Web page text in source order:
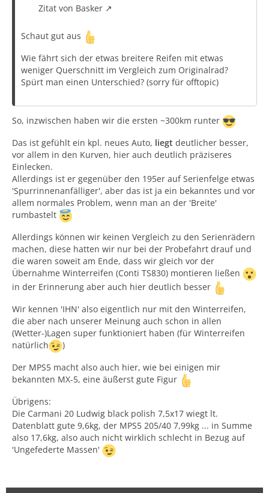
Entweder man findet die Farbkombi geil oder hässlich,
Zitat von Basker
Schaut gut aus
Wie fährt sich der etwas breitere Reifen mit etwas
weniger Querschnitt im Vergleich zum Originalrad?
Spürt man einen Unterschied? (sorry für offtopic)
So, inzwischen haben wir die ersten ~300km runter
Das ist gefühlt ein kpl. neues Auto, liegt deutlicher besser,
vor allem in den Kurven, hier auch deutlich präziseres
Einlecken.
Allerdings ist er gegenüber den 195er auf Serienfelge etwas
'Spurrinnenanfälliger', aber das ist ja ein bekanntes und vor
allem normales Problem, wenn man an der 'Breite'
rumbastelt
Allerdings können wir keinen Vergleich zu den Serienrädern
machen, diese hatten wir nur bei der Probefahrt drauf und
die waren soweit am Ende, dass wir gleich vor der
Übernahme Winterreifen (Conti TS830) montieren ließen
in der Erinnerung aber auch hier deutlich besser
Wir kennen 'IHN' also eigentlich nur mit den Winterreifen,
die aber nach unserer Meinung auch schon in allen
(Wetter-)Lagen super funktioniert haben (für Winterreifen
natürlich
)
Der MPS5 macht also auch hier, wie bei einigen mir
bekannten MX-5, eine äußerst gute Figur
Übrigens:
Die Carmani 20 Ludwig black polish 7,5x17 wiegt lt.
Datenblatt gute 9,6kg, der MPS5 205/40 7,99kg ... in Summe
also 17,6kg, also auch nicht wirklich schlecht in Bezug auf
'Ungefederte Massen'